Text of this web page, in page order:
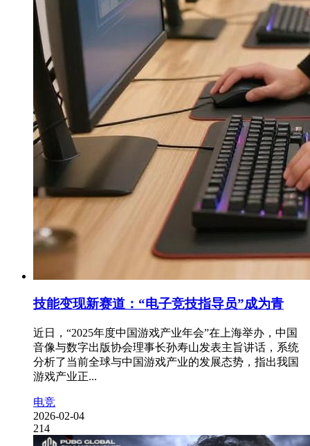
技能变现新赛道：“电子竞技指导员”成为青
近日，“2025年度中国游戏产业年会”在上海举办，中国
音像与数字出版协会理事长孙寿山发表主旨讲话，系统
分析了当前全球与中国游戏产业的发展态势，指出我国
游戏产业正...
电竞
2026-02-04
214